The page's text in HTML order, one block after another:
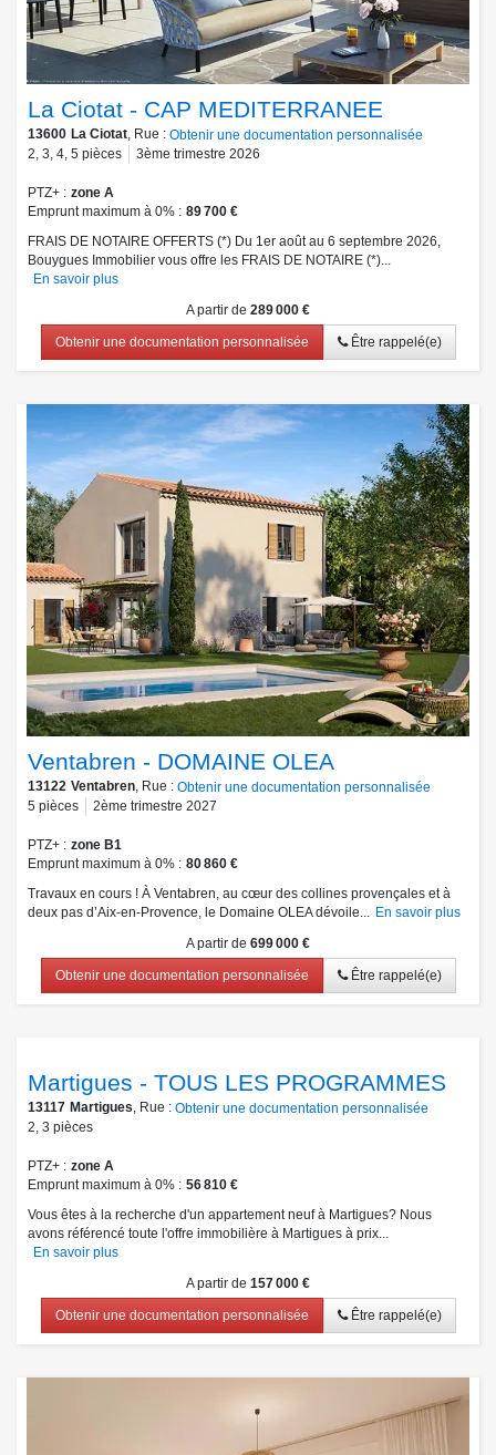
La Ciotat - CAP MEDITERRANEE
13600 La Ciotat, Rue : Obtenir une documentation personnalisée
2, 3, 4, 5 pièces 3ème trimestre 2026
PTZ+
zone A
Emprunt maximum à 0%
89 700 €
FRAIS DE NOTAIRE OFFERTS (*) Du 1er août au 6 septembre 2026,
Bouygues Immobilier vous offre les FRAIS DE NOTAIRE (*)...
En savoir plus
A partir de 289 000 €
Obtenir une documentation personnalisée Être rappelé(e)
Ventabren - DOMAINE OLEA
13122 Ventabren, Rue : Obtenir une documentation personnalisée
5 pièces 2ème trimestre 2027
PTZ+
zone B1
Emprunt maximum à 0%
80 860 €
Travaux en cours ! À Ventabren, au cœur des collines provençales et à
deux pas d’Aix-en-Provence, le Domaine OLEA dévoile... En savoir plus
A partir de 699 000 €
Obtenir une documentation personnalisée Être rappelé(e)
Martigues - TOUS LES PROGRAMMES
13117 Martigues, Rue : Obtenir une documentation personnalisée
2, 3 pièces
PTZ+
zone A
Emprunt maximum à 0%
56 810 €
Vous êtes à la recherche d'un appartement neuf à Martigues? Nous
avons référencé toute l'offre immobilière à Martigues à prix...
En savoir plus
A partir de 157 000 €
Obtenir une documentation personnalisée Être rappelé(e)